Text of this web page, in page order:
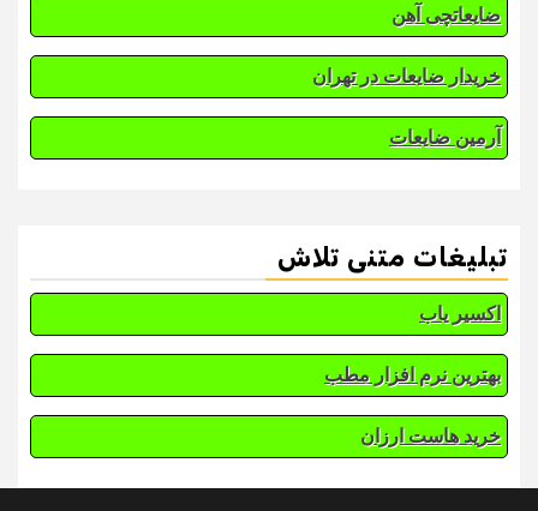
ضایعاتچی آهن
خریدار ضایعات در تهران
آرمین ضایعات
تبلیغات متنی تلاش
اکسیر یاب
بهترین نرم افزار مطب
خرید هاست ارزان